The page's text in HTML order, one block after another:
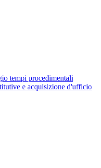
tempi procedimentali
e acquisizione d'ufficio